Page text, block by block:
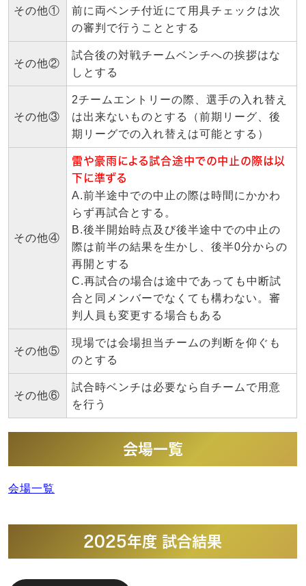
その他①
前に両ベンチ付近にて用具チェックは次
の審判で行うこととする
その他②
試合後の対戦チームベンチへの挨拶はな
しとする
その他③
2チームエントリーの際、選手の入れ替え
は出来ないものとする（前期リーグ、後
期リーグでの入れ替えは可能とする）
その他④
雷や豪雨による試合途中での中止の際は以
下に準ずる
A.前半途中での中止の際は時間にかかわ
らず再試合とする。
B.後半開始時点及び後半途中での中止の
際は前半の結果を生かし、後半0分からの
再開とする
C.再試合の場合は途中であっても中断試
合と同メンバーでなくても構わない。審
判人員も変更する場合もある
その他⑤
現場では会場担当チームの判断を仰ぐも
のとする
その他⑥
試合時ベンチは必要なら自チームで用意
を行う
会場一覧
会場一覧
2025年度 試合結果